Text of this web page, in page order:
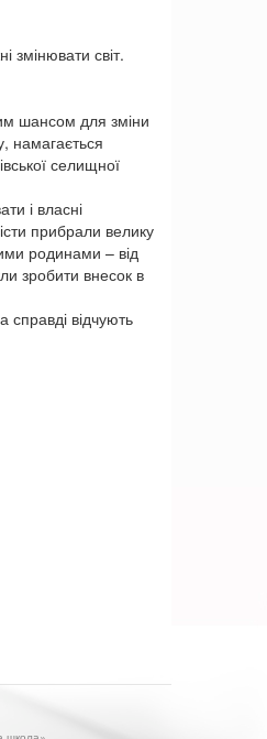
змінювати світ.
шансом для зміни
намагається
селищної
і власні
прибрали велику
родинами – від
зробити внесок в
відчують